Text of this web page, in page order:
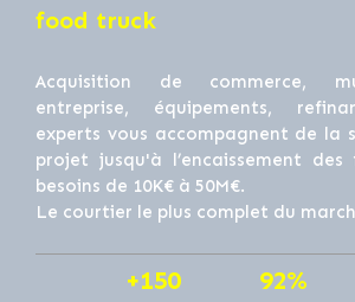
food truck
Acquisition de commerce,
entreprise, équipements,
experts vous accompagnent de la
projet jusqu'à l’encaissement
besoins de 10K€ à 50M€.
Le courtier le plus complet du
+150 92%